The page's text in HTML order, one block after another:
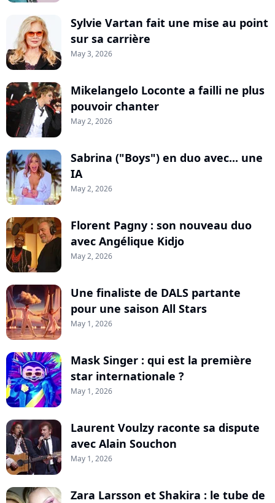
Sylvie Vartan fait une mise au point
sur sa carrière
May 3, 2026
Mikelangelo Loconte a failli ne plus
pouvoir chanter
May 2, 2026
Sabrina ("Boys") en duo avec... une
IA
May 2, 2026
Florent Pagny : son nouveau duo
avec Angélique Kidjo
May 2, 2026
Une finaliste de DALS partante
pour une saison All Stars
May 1, 2026
Mask Singer : qui est la première
star internationale ?
May 1, 2026
Laurent Voulzy raconte sa dispute
avec Alain Souchon
May 1, 2026
Zara Larsson et Shakira : le tube de